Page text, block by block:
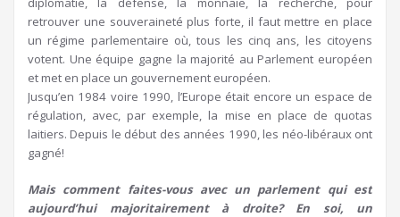
retrouver une souveraineté plus forte, il faut mettre en place
un régime parlementaire où, tous les cinq ans, les citoyens
votent. Une équipe gagne la majorité au Parlement européen
et met en place un gouvernement européen.
Jusqu’en 1984 voire 1990, l’Europe était encore un espace de
régulation, avec, par exemple, la mise en place de quotas
laitiers. Depuis le début des années 1990, les néo-libéraux ont
gagné!
Mais comment faites-vous avec un parlement qui est
aujourd’hui majoritairement à droite? En soi, un